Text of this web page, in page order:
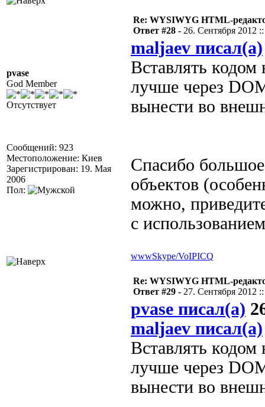
pvase
God Member
Отсутствует
Сообщений: 923
Местоположение: Киев
Зарегистрирован: 19. Мая
2006
Пол:
Re: WYSIWYG HTML-
Ответ #28 - 26. Сентября 2012
maljaev писал(а)
Вставлять кодом
лучше через
вынести во
Спасибо
объектов
можно,
с
wwwSkype/VoIPICQ
Re: WYSIWYG HTML-
Ответ #29 - 27. Сентября 2012
pvase писал(а)
maljaev писал(а)
Вставлять кодом
лучше через
вынести во